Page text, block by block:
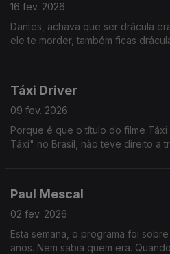
16 fev. 2026
Dantes, achava que ser drácula
ele te morder, também ficas
Táxi Driver
09 fev. 2026
Porque é que o título do filme
Táxi" no Brasil, não teve direito a
Paul Mescal
02 fev. 2026
Esta semana, o programa foi
anos. Nem sabia quem era.